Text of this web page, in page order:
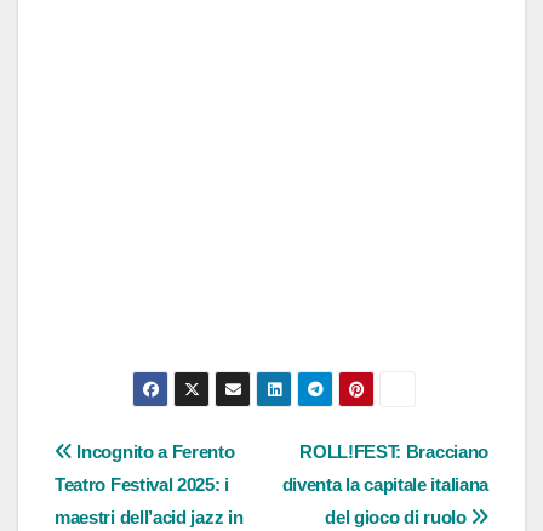
Navigazione
articoli
ROLL!FEST: Bracciano
diventa la capitale italiana
del gioco di ruolo
Incognito a Ferento
Teatro Festival 2025: i
maestri dell’acid jazz in